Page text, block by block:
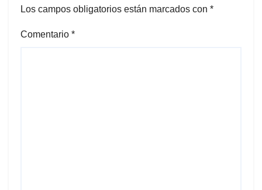
Los campos obligatorios están marcados con *
Comentario *